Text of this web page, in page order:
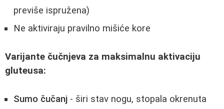
previše ispružena)
Ne aktiviraju pravilno mišiće kore
Varijante čučnjeva za maksimalnu aktivaciju
gluteusa:
Sumo čučanj - širi stav nogu, stopala okrenuta